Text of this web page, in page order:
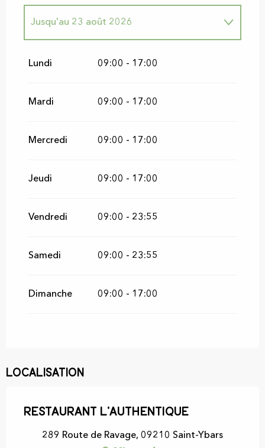
1 janvier 2026 au 12 mai 2026
Jusqu'au 23 août 2026
Lundi 09:00 - 17:00
Mardi 09:00 - 17:00
Mercredi 09:00 - 17:00
Jeudi 09:00 - 17:00
Vendredi 09:00 - 23:55
Samedi 09:00 - 23:55
Dimanche 09:00 - 17:00
Localisation
Restaurant L'Authentique
289 Route de Ravage, 09210 Saint-Ybars